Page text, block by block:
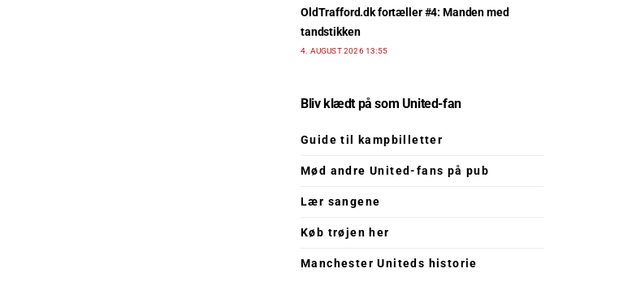
OldTrafford.dk fortæller #4: Manden med
tandstikken
4. AUGUST 2026 13:55
Bliv klædt på som United-fan
Guide til kampbilletter
Mød andre United-fans på pub
Lær sangene
Køb trøjen her
Manchester Uniteds historie